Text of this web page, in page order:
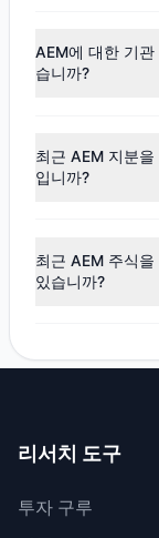
Paulson
($1.59
공시 데이터에 따
AEM에 대한 기
습니까?
(순매도) 로 나타
금이 순유출되었
최근 AEM 지분
입니까?
0명은 AEM 지분
$2,586.24만입니
최근 AEM 주식
있습니까?
수했으며, 1명은
리서치 도구
투자 구루